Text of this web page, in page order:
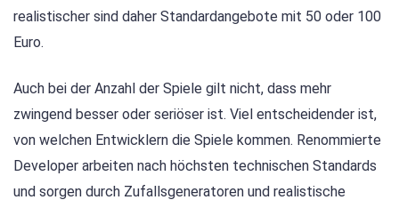
realistischer sind daher Standardangebote mit 50 oder 100
Euro.
Auch bei der Anzahl der Spiele gilt nicht, dass mehr
zwingend besser oder seriöser ist. Viel entscheidender ist,
von welchen Entwicklern die Spiele kommen. Renommierte
Developer arbeiten nach höchsten technischen Standards
und sorgen durch Zufallsgeneratoren und realistische